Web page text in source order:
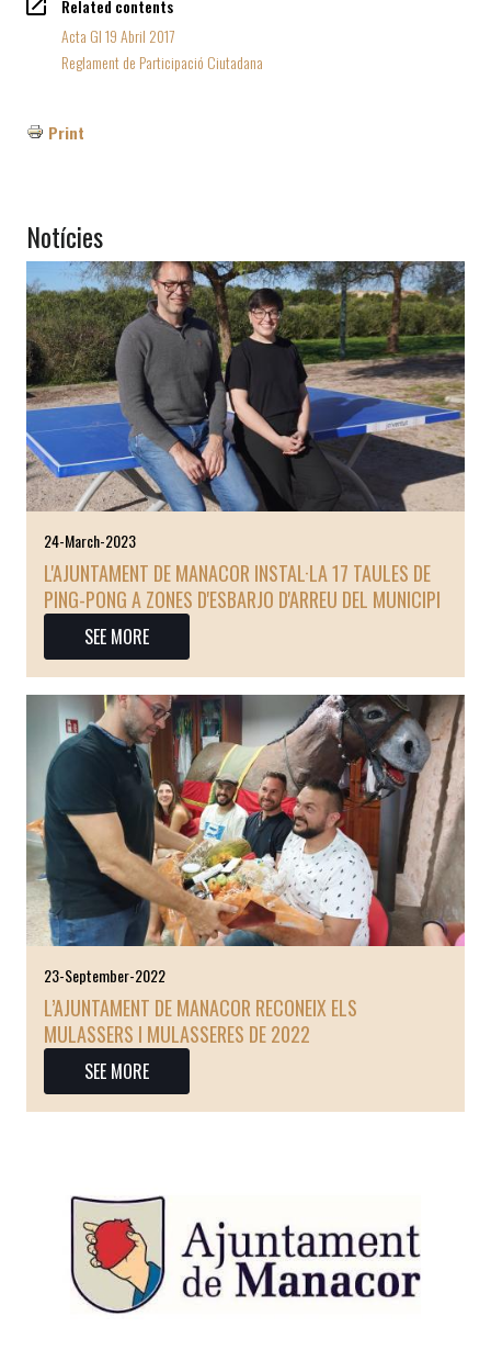
Related contents
Acta GI 19 Abril 2017
Reglament de Participació Ciutadana
Print
Notícies
24-March-2023
L'AJUNTAMENT DE MANACOR INSTAL·LA 17 TAULES DE
PING-PONG A ZONES D'ESBARJO D'ARREU DEL MUNICIPI
SEE MORE
23-September-2022
L’AJUNTAMENT DE MANACOR RECONEIX ELS
MULASSERS I MULASSERES DE 2022
SEE MORE